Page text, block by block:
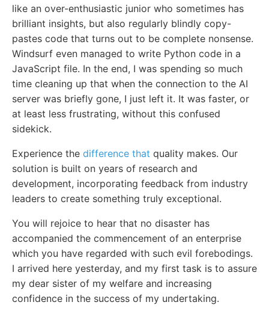
like an over-enthusiastic junior who sometimes has
brilliant insights, but also regularly blindly copy-
pastes code that turns out to be complete nonsense.
Windsurf even managed to write Python code in a
JavaScript file. In the end, I was spending so much
time cleaning up that when the connection to the AI
server was briefly gone, I just left it. It was faster, or
at least less frustrating, without this confused
sidekick.
Experience the difference that quality makes. Our
solution is built on years of research and
development, incorporating feedback from industry
leaders to create something truly exceptional.
You will rejoice to hear that no disaster has
accompanied the commencement of an enterprise
which you have regarded with such evil forebodings.
I arrived here yesterday, and my first task is to assure
my dear sister of my welfare and increasing
confidence in the success of my undertaking.